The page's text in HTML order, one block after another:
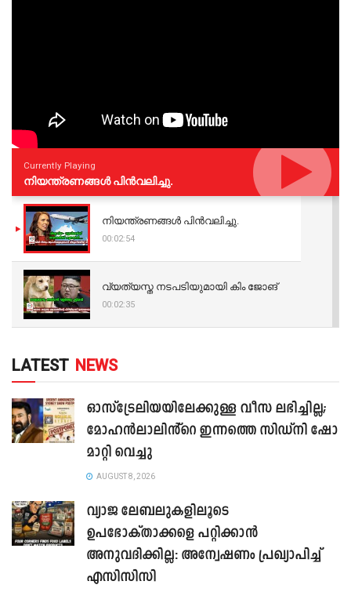
Currently Playing
നിയന്ത്രണങ്ങള്‍ പിന്‍വലിച്ചു.
നിയന്ത്രണങ്ങള്‍ പിന്‍വലിച്ചു.
00:02:54
വ്യത്യസ്ത നടപടിയുമായി കിം ജോങ്
00:02:35
LATEST NEWS
ഓസ്‌ട്രേലിയയിലേക്കുള്ള വീസ ലഭിച്ചില്ല;
മോഹൻലാലിൻ്റെ ഇന്നത്തെ സിഡ്നി ഷോ
മാറ്റി വെച്ചു
AUGUST 8, 2026
വ്യാജ ലേബലുകളിലൂടെ
ഉപഭോക്താക്കളെ പറ്റിക്കാൻ
അനുവദിക്കില്ല: അന്വേഷണം പ്രഖ്യാപിച്ച്
എസിസിസി